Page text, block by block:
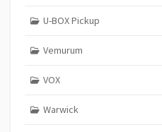
U-BOX Pickup
Vemurum
VOX
Warwick